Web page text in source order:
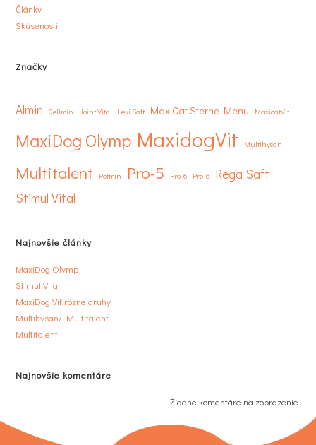
Články
Skúsenosti
Značky
Almin Cellmin Joint Vital Levi Saft MaxiCat Sterne Menu MaxicatVit
MaxiDog Olymp MaxidogVit Multihysan
Multitalent Petmin Pro-5 Pro-6 Pro-8
Rega Saft
Stimul Vital
Najnovšie články
MaxiDog Olymp
Stimul Vital
MaxiDog Vit rôzne druhy
Multihysan/ Multitalent
Multitalent
Najnovšie komentáre
Žiadne komentáre na zobrazenie.